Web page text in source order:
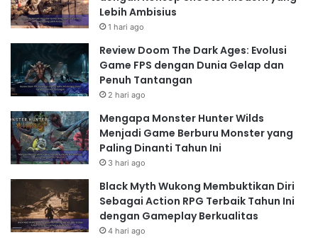
Lebih Ambisius
1 hari ago
Review Doom The Dark Ages: Evolusi
Game FPS dengan Dunia Gelap dan
Penuh Tantangan
2 hari ago
Mengapa Monster Hunter Wilds
Menjadi Game Berburu Monster yang
Paling Dinanti Tahun Ini
3 hari ago
Black Myth Wukong Membuktikan Diri
Sebagai Action RPG Terbaik Tahun Ini
dengan Gameplay Berkualitas
4 hari ago